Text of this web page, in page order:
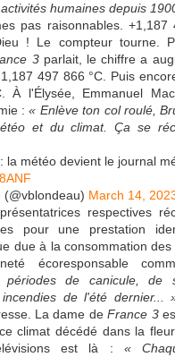
humaines depuis
pas raisonnables. +1,187
! Le compteur tourne.
3parlait, le chiffre a
497 866 °C. Puis
À l'Élysée, Emmanuel
:« Enlève ton col roulé,
et du climat. Ça se
la météo devient le journal
March 14,
respectives
pour une prestation
due à la consommation
écoresponsable
périodes de canicule, de
de l'été dernier...
La dame deFrance 3
climat décédé dans la
est là : «